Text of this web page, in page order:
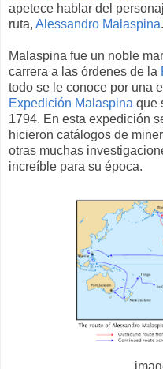
apetece hablar del
ruta, Alessandro Malaspina.
Malaspina fue un noble
carrera a las órdenes de la
todo se le conoce por una
Expedición Malaspina que
1794. En esta expedición
hicieron catálogos de
otras muchas
increíble para su época.